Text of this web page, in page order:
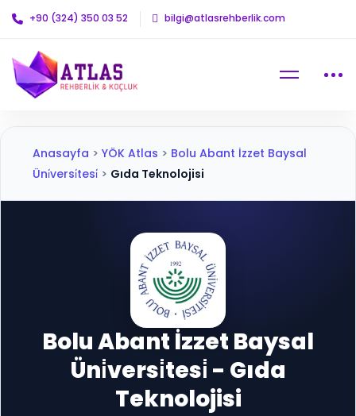
+90 (324) 350 03 52 bilgi@atlasrehberlik.com
Anasayfa > YÖK Atlas > Bolu Abant İzzet Baysal
Üni̇versi̇tesi̇ > Gıda Teknolojisi
Bolu Abant İzzet Baysal
Üni̇versi̇tesi̇ - Gıda
Teknolojisi